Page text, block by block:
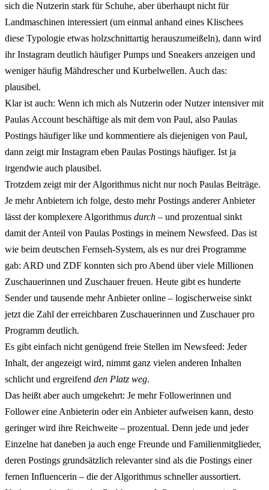
sich die Nutzerin stark für Schuhe, aber überhaupt nicht für
Landmaschinen interessiert (um einmal anhand eines Klischees
diese Typologie etwas holzschnittartig herauszumeißeln), dann wird
ihr Instagram deutlich häufiger Pumps und Sneakers anzeigen und
weniger häufig Mähdrescher und Kurbelwellen. Auch das:
plausibel.
Klar ist auch: Wenn ich mich als Nutzerin oder Nutzer intensiver mit
Paulas Account beschäftige als mit dem von Paul, also Paulas
Postings häufiger like und kommentiere als diejenigen von Paul,
dann zeigt mir Instagram eben Paulas Postings häufiger. Ist ja
irgendwie auch plausibel.
Trotzdem zeigt mir der Algorithmus nicht nur noch Paulas Beiträge.
Je mehr Anbietern ich folge, desto mehr Postings anderer Anbieter
lässt der komplexere Algorithmus durch – und prozentual sinkt
damit der Anteil von Paulas Postings in meinem Newsfeed. Das ist
wie beim deutschen Fernseh-System, als es nur drei Programme
gab: ARD und ZDF konnten sich pro Abend über viele Millionen
Zuschauerinnen und Zuschauer freuen. Heute gibt es hunderte
Sender und tausende mehr Anbieter online – logischerweise sinkt
jetzt die Zahl der erreichbaren Zuschauerinnen und Zuschauer pro
Programm deutlich.
Es gibt einfach nicht genügend freie Stellen im Newsfeed: Jeder
Inhalt, der angezeigt wird, nimmt ganz vielen anderen Inhalten
schlicht und ergreifend den Platz weg.
Das heißt aber auch umgekehrt: Je mehr Followerinnen und
Follower eine Anbieterin oder ein Anbieter aufweisen kann, desto
geringer wird ihre Reichweite – prozentual. Denn jede und jeder
Einzelne hat daneben ja auch enge Freunde und Familienmitglieder,
deren Postings grundsätzlich relevanter sind als die Postings einer
fernen Influencerin – die der Algorithmus schneller aussortiert.